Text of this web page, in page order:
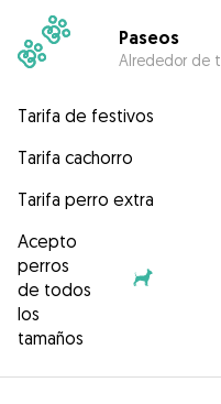
Paseos
Alrededor de
Tarifa de festivos
Tarifa cachorro
Tarifa perro extra
Acepto
perros
de todos
los
tamaños